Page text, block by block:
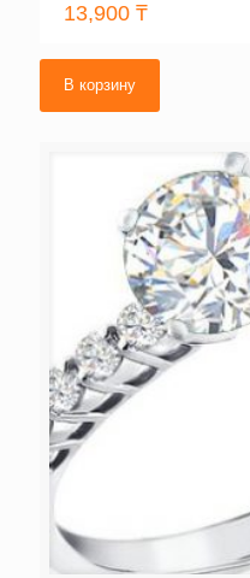
13,900 ₸
В корзину